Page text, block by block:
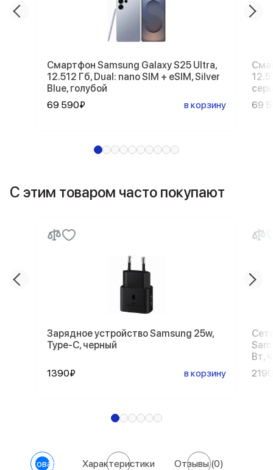
Смартфон Samsung Galaxy S25 Ultra,
12.512 Гб, Dual: nano SIM + eSIM, Silver
Blue, голубой
69 590₽
в корзину
69
С этим товаром часто покупают
Зарядное устройство Samsung 25w,
Type-C, черный
1390₽ в корзину
Вт,
О товаре Характеристики Отзывы(0)